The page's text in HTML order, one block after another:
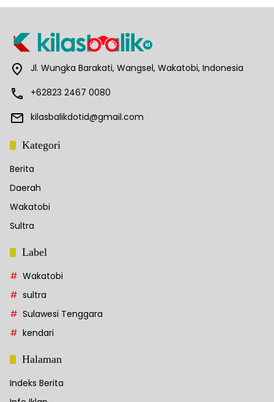
Jl. Wungka Barakati, Wangsel, Wakatobi, Indonesia
+62823 2467 0080
kilasbalikdotid@gmail.com
Kategori
Berita
Daerah
Wakatobi
Sultra
Label
Wakatobi
sultra
Sulawesi Tenggara
kendari
Halaman
Indeks Berita